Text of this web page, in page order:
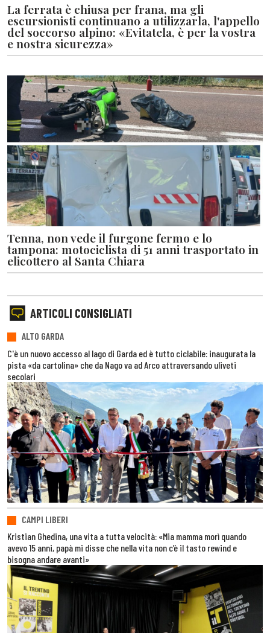
La ferrata è chiusa per frana, ma gli
escursionisti continuano a utilizzarla, l'appello
del soccorso alpino: «Evitatela, è per la vostra
e nostra sicurezza»
Tenna, non vede il furgone fermo e lo
tampona: motociclista di 51 anni trasportato in
elicottero al Santa Chiara
ARTICOLI CONSIGLIATI
ALTO GARDA
C'è un nuovo accesso al lago di Garda ed è tutto ciclabile: inaugurata la
pista «da cartolina» che da Nago va ad Arco attraversando uliveti
secolari
CAMPI LIBERI
Kristian Ghedina, una vita a tutta velocità: «Mia mamma morì quando
avevo 15 anni, papà mi disse che nella vita non c’è il tasto rewind e
bisogna andare avanti»